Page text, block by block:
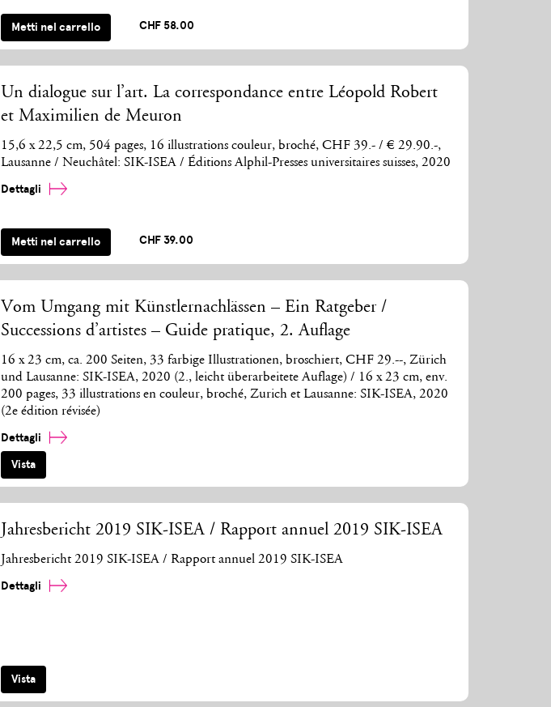
Metti nel carrello CHF 58.00
Un dialogue sur l’art. La correspondance entre Léopold Robert
et Maximilien de Meuron
15,6 x 22,5 cm, 504 pages, 16 illustrations couleur, broché, CHF 39.- / € 29.90.-,
Lausanne / Neuchâtel: SIK-ISEA / Éditions Alphil-Presses universitaires suisses, 2020
Dettagli
Metti nel carrello CHF 39.00
Vom Umgang mit Künstlernachlässen – Ein Ratgeber /
Successions d’artistes – Guide pratique, 2. Auflage
16 x 23 cm, ca. 200 Seiten, 33 farbige Illustrationen, broschiert, CHF 29.--, Zürich
und Lausanne: SIK-ISEA, 2020 (2., leicht überarbeitete Auflage) / 16 x 23 cm, env.
200 pages, 33 illustrations en couleur, broché, Zurich et Lausanne: SIK-ISEA, 2020
(2e édition révisée)
Dettagli
Vista
Jahresbericht 2019 SIK-ISEA / Rapport annuel 2019 SIK-ISEA
Jahresbericht 2019 SIK-ISEA / Rapport annuel 2019 SIK-ISEA
Dettagli
Vista